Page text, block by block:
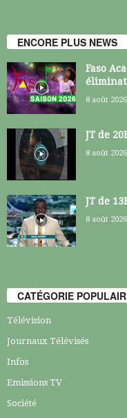
ENCORE PLUS NEWS
Faso
8 août 2026
JT de
8 août 2026
JT de
8 août 2026
CATÉGORIE
Télévision
Journaux Télévisés
Infos
Emissions TV
Société